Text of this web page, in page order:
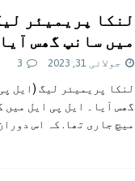
لنکا پریمیئر
میں سانپ گھس
جولائی 31, 2023 3
لنکا پریمیئر لیگ (ایل
گھس آیا۔ ایل پی ایل میں
میچ جاری تھا. کہ اس